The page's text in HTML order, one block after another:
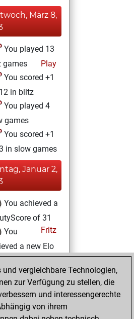
März 8,
You played 13
games
Play
You scored +1
in blitz
You played 4
games
You scored +1
in slow games
Januar 2,
You achieved a
of 31
Fritz
You
a new Elo
Februar
You won
und vergleichbare Technologien,
zur Verfügung zu stellen, die
und interessengerechte
von ihrem